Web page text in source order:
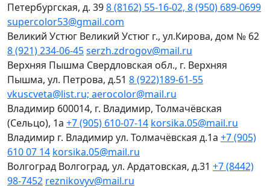
Петербургская, д. 398 (8162) 55-16-02, 8 (950) 689-0699
supercolor53@gmail.com
Великий Устюг Великий Устюг г., ул.Кирова, дом № 62
8 (921) 234-06-45serzh.zdrogov@mail.ru
Верхняя Пышма Свердловская обл., г. Верхняя
Пышма, ул. Петрова, д.51 8 (922)189-61-55
vkuscveta@list.ru; aerocolor@mail.ru
Владимир 600014, г. Владимир, Толмачёвская
(Сельцо), 1а +7 (905) 610-07-14 korsika.05@mail.ru
Владимир г. Владимир ул. Толмачёвская д.1а +7 (905)
610 07 14 korsika.05@mail.ru
Волгоград Волгоград, ул. Ардатовская, д.31 +7 (8442)
98-7452 reznikovyv@mail.ru